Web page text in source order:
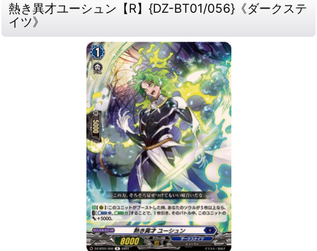
熱き異才ユーシュン【R】{DZ-BT01/056}《ダークステ
イツ》